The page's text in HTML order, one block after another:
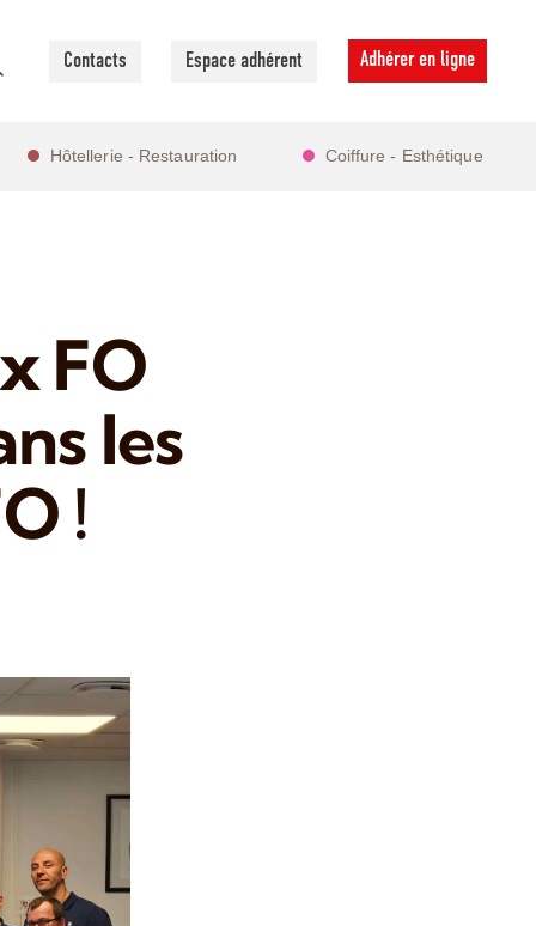
Contacts Espace adhérent Adhérer en ligne
Hôtellerie - Restauration Coiffure - Esthétique
FO
les
!